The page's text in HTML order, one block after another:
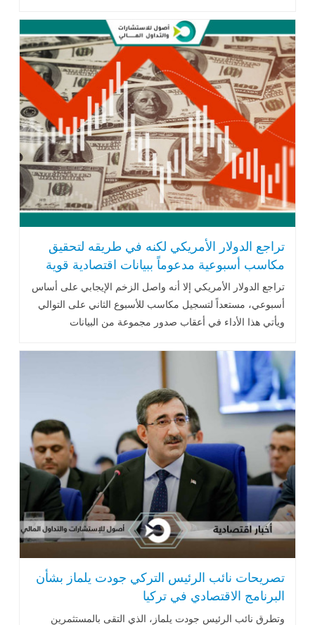
تراجع الدولار الأمريكي لكنه في طريقه لتحقيق
مكاسب أسبوعية مدعوماً ببيانات اقتصادية قوية
تراجع الدولار الأمريكي إلا أنه واصل الزخم الإيجابي على أساس
أسبوعي، مستعداً لتسجيل مكاسب للأسبوع الثاني على التوالي
ويأتي هذا الأداء في أعقاب صدور مجموعة من البيانات
تصريحات نائب الرئيس التركي جودت يلماز بشأن
البرنامج الاقتصادي في تركيا
وتطرق نائب الرئيس جودت يلماز، الذي التقى بالمستثمرين